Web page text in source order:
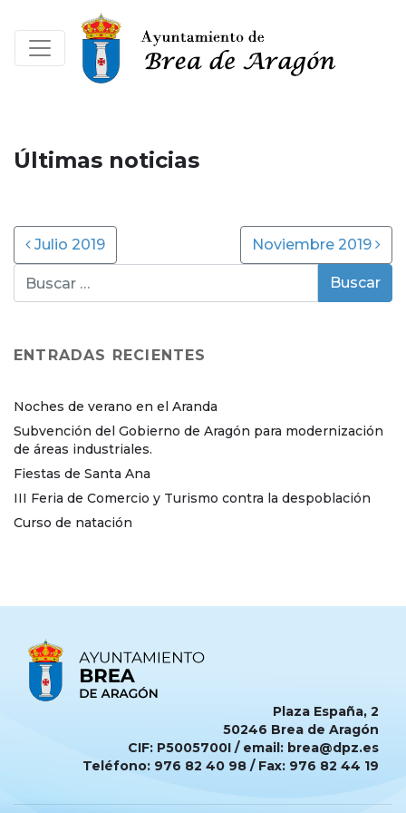
Últimas noticias
Post navigation
Julio 2019 Noviembre 2019
ENTRADAS RECIENTES
Noches de verano en el Aranda
Subvención del Gobierno de Aragón para modernización
de áreas industriales.
Fiestas de Santa Ana
III Feria de Comercio y Turismo contra la despoblación
Curso de natación
Plaza España, 2
50246 Brea de Aragón
CIF: P5005700I / email: brea@dpz.es
Teléfono: 976 82 40 98 / Fax: 976 82 44 19